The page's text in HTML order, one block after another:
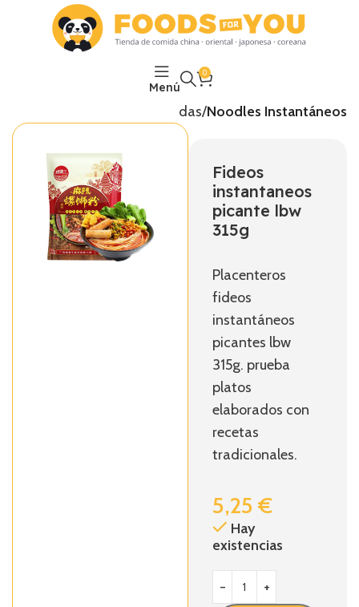
Menú
0
Comidas Preparadas Noodles Instantáneos
Fideos
instantaneos
picante lbw
315g
Placenteros
fideos
instantáneos
picantes lbw
315g. prueba
platos
elaborados con
recetas
tradicionales.
5,25€
Hay
existencias